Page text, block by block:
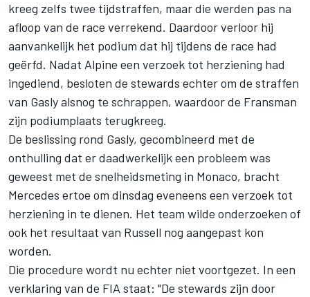
kreeg zelfs twee tijdstraffen, maar die werden pas na
afloop van de race verrekend. Daardoor verloor hij
aanvankelijk het podium dat hij tijdens de race had
geërfd. Nadat Alpine een verzoek tot herziening had
ingediend, besloten de stewards echter om de straffen
van Gasly alsnog te schrappen, waardoor de Fransman
zijn podiumplaats terugkreeg.
De beslissing rond Gasly, gecombineerd met de
onthulling dat er daadwerkelijk een probleem was
geweest met de snelheidsmeting in Monaco, bracht
Mercedes ertoe om dinsdag eveneens een verzoek tot
herziening in te dienen. Het team wilde onderzoeken of
ook het resultaat van Russell nog aangepast kon
worden.
Die procedure wordt nu echter niet voortgezet. In een
verklaring van de FIA staat: "De stewards zijn door